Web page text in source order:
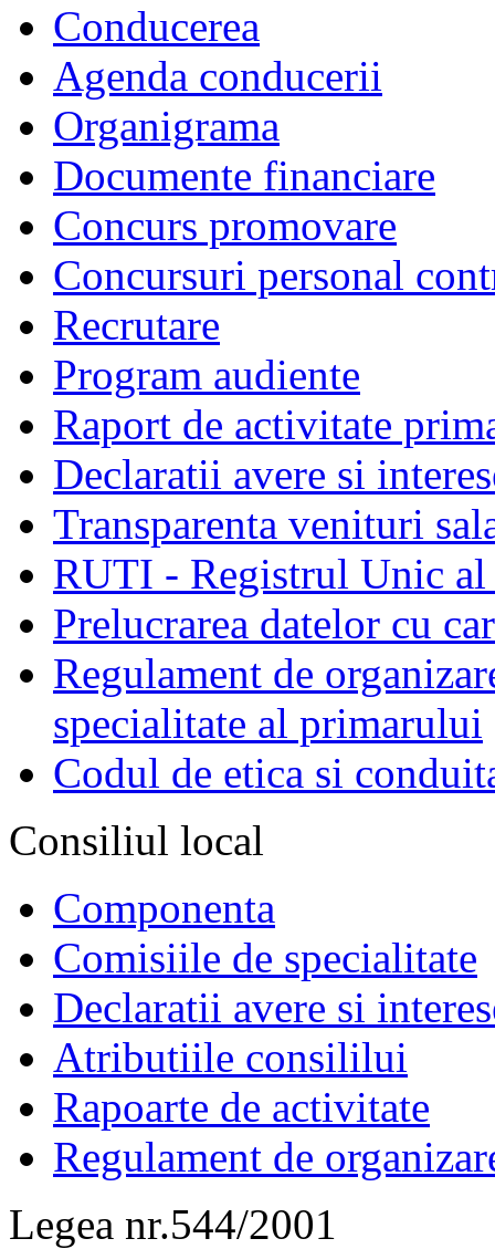
Conducerea
Agenda conducerii
Organigrama
Documente financiare
Concurs promovare
Concursuri personal
Recrutare
Program audiente
Raport de activitate
Declaratii avere si
Transparenta venituri
RUTI - Registrul Unic al
Prelucrarea datelor cu
Regulament de
specialitate al primarului
Codul de etica si
Consiliul local
Componenta
Comisiile de specialitate
Declaratii avere si
Atributiile consililui
Rapoarte de activitate
Regulament de
Legea nr.544/2001